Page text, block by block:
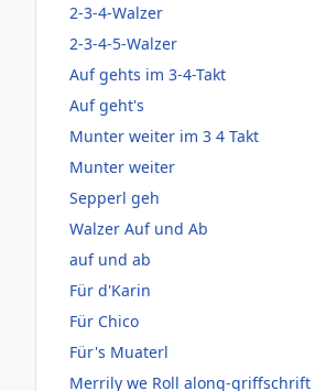
2-3-4-Walzer
2-3-4-5-Walzer
Auf gehts im 3-4-Takt
Auf geht's
Munter weiter im 3 4 Takt
Munter weiter
Sepperl geh
Walzer Auf und Ab
auf und ab
Für d'Karin
Für Chico
Für's Muaterl
Merrily we Roll along-griffschrift